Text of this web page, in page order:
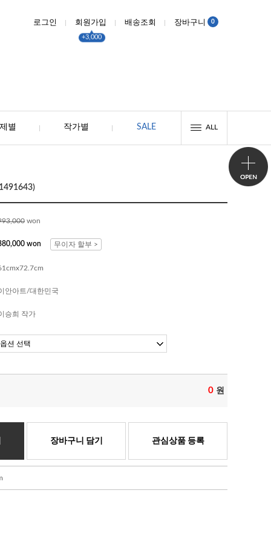
로그인 회원가입
+3,000
배송조회 장바구니 0
별 작가별 SALE ALL
won
won 무이자 할부 >
안아트/대한민국
승희 작가
0 원
장바구니 담기 관심상품 등록